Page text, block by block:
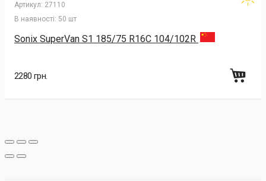
Артикул: 27110
В наявності: 50 шт
Sonix SuperVan S1 185/75 R16C 104/102R
2280 грн.